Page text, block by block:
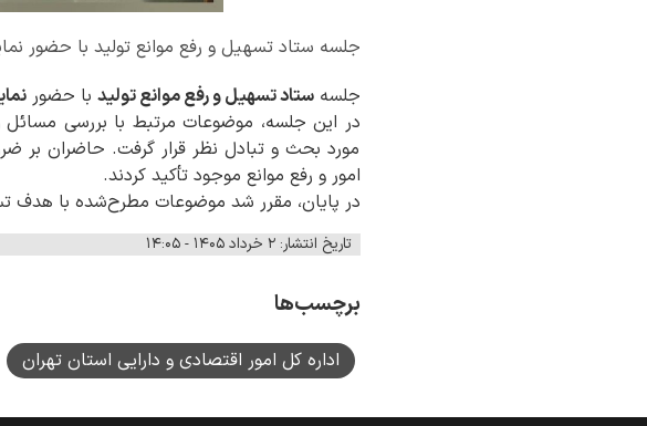
جلسه ستاد تسهیل و رفع موانع تولید با حضور
جلسهستاد تسهیل و رفع موانع تولید با حضور
در این جلسه، موضوعات مرتبط با بررسی
مورد بحث و تبادل نظر قرار گرفت. حاضران بر
امور و رفع موانع موجود تأکید کردند.
در پایان، مقرر شد موضوعات مطرح‌شده با هدف
تاریخ انتشار: ۲ خرداد ۱۴۰۵ - ۱۴:۰۵
برچسب‌ها
اداره کل امور اقتصادی و دارایی استان تهران